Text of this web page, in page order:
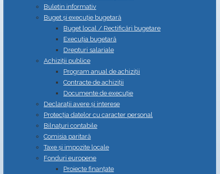
Buletin informativ
Buget și execuție bugetară
Buget local / Rectificări bugetare
Execuția bugetară
Drepturi salariale
Achiziții publice
Program anual de achiziții
Contracte de achiziții
Documente de execuție
Declarații avere și interese
Protecția datelor cu caracter personal
Bilnațuri contabile
Comisia paritară
Taxe și impozite locale
Fonduri europene
Proiecte finanțate